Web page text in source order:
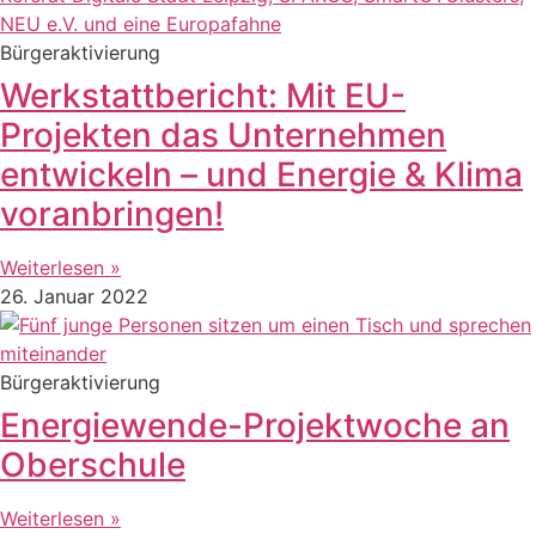
Bürgeraktivierung
Werkstattbericht: Mit EU-
Projekten das Unternehmen
entwickeln – und Energie & Klima
voranbringen!
Weiterlesen »
26. Januar 2022
Bürgeraktivierung
Energiewende-Projektwoche an
Oberschule
Weiterlesen »